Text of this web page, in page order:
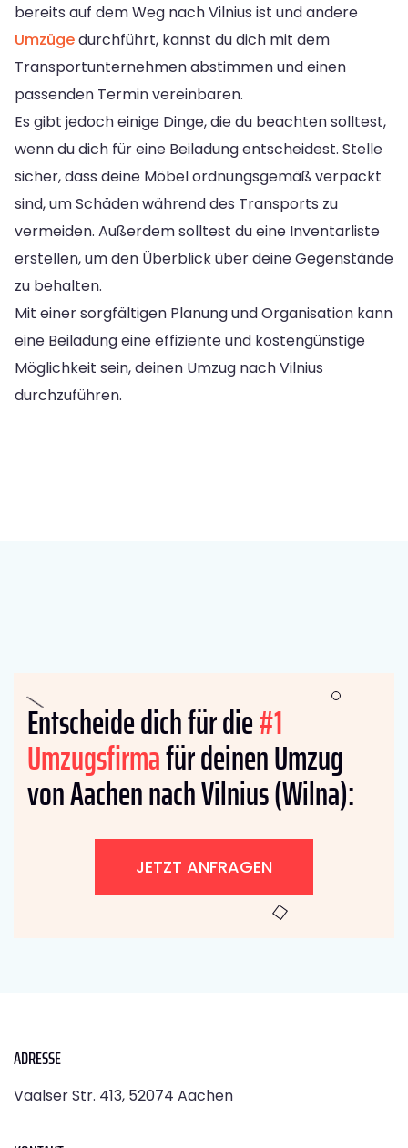
bereits auf dem Weg nach Vilnius ist und andere
Umzügedurchführt, kannst du dich mit dem
Transportunternehmen abstimmen und einen
passenden Termin vereinbaren.
Es gibt jedoch einige Dinge, die du beachten solltest,
wenn du dich für eine Beiladung entscheidest. Stelle
sicher, dass deine Möbel ordnungsgemäß verpackt
sind, um Schäden während des Transports zu
vermeiden. Außerdem solltest du eine Inventarliste
erstellen, um den Überblick über deine Gegenstände
zu behalten.
Mit einer sorgfältigen Planung und Organisation kann
eine Beiladung eine effiziente und kostengünstige
Möglichkeit sein, deinen Umzug nach Vilnius
durchzuführen.
Entscheide dich für die#1
Umzugsfirmafür deinen Umzug
von Aachen nach Vilnius (Wilna):
JETZT ANFRAGEN
ADRESSE
Vaalser Str. 413, 52074 Aachen